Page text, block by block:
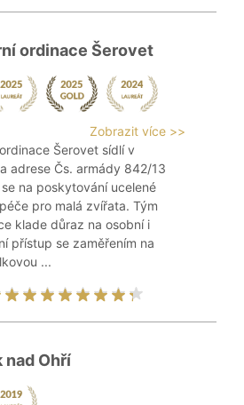
ordinace Šerovet
Zobrazit více >>
Šerovet sídlí v
adrese Čs. armády 842/13
na poskytování ucelené
pro malá zvířata. Tým
klade důraz na osobní i
přístup se zaměřením na
...
nad Ohří